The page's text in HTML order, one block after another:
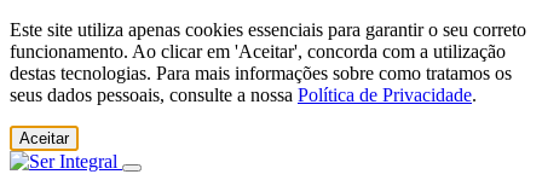
Este site utiliza apenas cookies essenciais para garantir o seu correto
funcionamento. Ao clicar em 'Aceitar', concorda com a utilização
destas tecnologias. Para mais informações sobre como tratamos os
seus dados pessoais, consulte a nossa Política de Privacidade.
Aceitar